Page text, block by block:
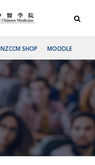
NZCCM SHOP MOODLE